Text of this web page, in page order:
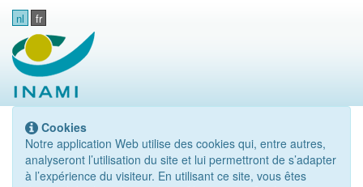
nl fr
Cookies
Notre application Web utilise des cookies qui, entre autres,
analyseront l’utilisation du site et lui permettront de s’adapter
à l’expérience du visiteur. En utilisant ce site, vous êtes